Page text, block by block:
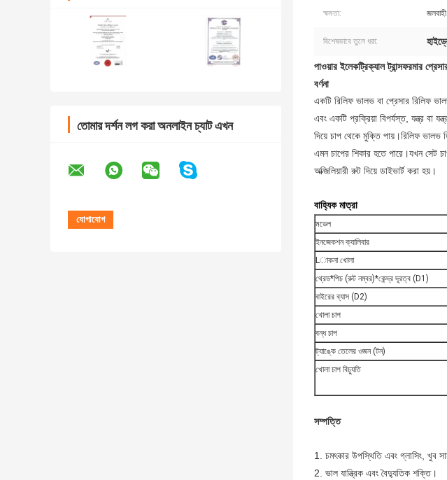
তোমার দর্শন লগ করা অনলাইন চ্যাট এখন
ক্ষমতা: জলবাহী
বিশেষভাবে তুলে ধরা:
পাওয়ার ইলেকট্রিক্যাল ট্রান্সফরমার
বর্ণনা
একটি রিলিফ ভালভ বা প্রেসার রিলিফ
এবং একটি প্রক্রিয়া বিপর্যস্ত, যন্ত্র বা
দিয়ে চাপ থেকে মুক্তি পায়।রিলিফ ভালভ
এমন চাপের শিকার হতে পারে।যখন সেট
অক্জিলিয়ারী রুট দিয়ে ডাইভার্ট করা হয়।
বাহ্যিক মাত্রা
মডেল
ইনজেকশন ক্যালিবার
Lাকনা খোলা
থ্রেড*পিচ (রুট নম্বর)*কেন্দ্র দূরত্ব (D1)
বাইরের ব্যাস (D2)
খোলা চাপ
বন্ধ চাপ
ট্যাঙ্কে তেলের ওজন (টন)
খোলা চাপ বিচ্যুতি
সম্পত্তি
1. চমৎকার উপস্থিতি এবং গ্লাসিং, খুব
2. ভাল যান্ত্রিক এবং বৈদ্যুতিক শক্তি।